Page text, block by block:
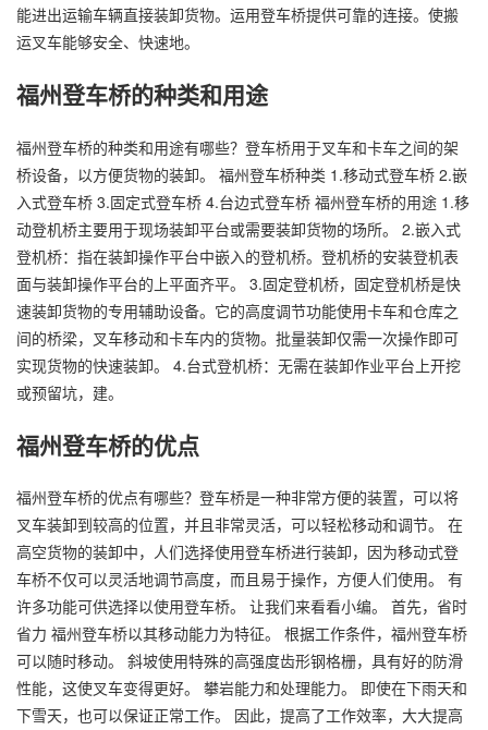
能进出运输车辆直接装卸货物。运用登车桥提供可靠的连接。使搬
运叉车能够安全、快速地。
福州登车桥的种类和用途
福州登车桥的种类和用途有哪些？登车桥用于叉车和卡车之间的架
桥设备，以方便货物的装卸。 福州登车桥种类 1.移动式登车桥 2.嵌
入式登车桥 3.固定式登车桥 4.台边式登车桥 福州登车桥的用途 1.移
动登机桥主要用于现场装卸平台或需要装卸货物的场所。 2.嵌入式
登机桥：指在装卸操作平台中嵌入的登机桥。登机桥的安装登机表
面与装卸操作平台的上平面齐平。 3.固定登机桥，固定登机桥是快
速装卸货物的专用辅助设备。它的高度调节功能使用卡车和仓库之
间的桥梁，叉车移动和卡车内的货物。批量装卸仅需一次操作即可
实现货物的快速装卸。 4.台式登机桥：无需在装卸作业平台上开挖
或预留坑，建。
福州登车桥的优点
福州登车桥的优点有哪些？登车桥是一种非常方便的装置，可以将
叉车装卸到较高的位置，并且非常灵活，可以轻松移动和调节。 在
高空货物的装卸中，人们选择使用登车桥进行装卸，因为移动式登
车桥不仅可以灵活地调节高度，而且易于操作，方便人们使用。 有
许多功能可供选择以使用登车桥。 让我们来看看小编。 首先，省时
省力 福州登车桥以其移动能力为特征。 根据工作条件，福州登车桥
可以随时移动。 斜坡使用特殊的高强度齿形钢格栅，具有好的防滑
性能，这使叉车变得更好。 攀岩能力和处理能力。 即使在下雨天和
下雪天，也可以保证正常工作。 因此，提高了工作效率，大大提高